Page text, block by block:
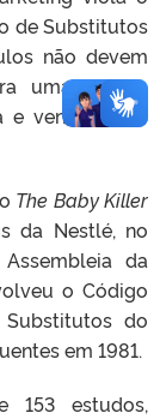
de Substitutos
não devem
uma ciência
e vender mais
The Baby Killer
da Nestlé, no
da
o Código
Substitutos do
em 1981.
153 estudos,